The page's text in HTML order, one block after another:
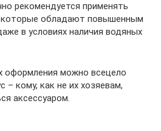
рекомендуется применять
которые обладают повышенным
в условиях наличия водяных
оформления можно всецело
– кому, как не их хозяевам,
аксессуаром.